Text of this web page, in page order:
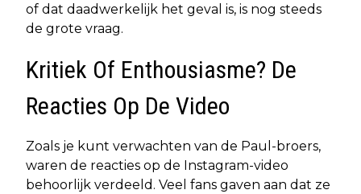
of dat daadwerkelijk het geval is, is nog steeds
de grote vraag.
Kritiek Of Enthousiasme? De
Reacties Op De Video
Zoals je kunt verwachten van de Paul-broers,
waren de reacties op de Instagram-video
behoorlijk verdeeld. Veel fans gaven aan dat ze